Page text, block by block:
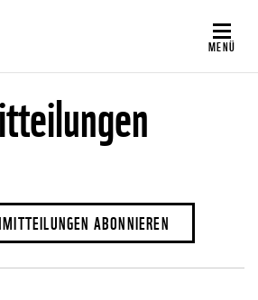
MENÜ
ABONNIEREN